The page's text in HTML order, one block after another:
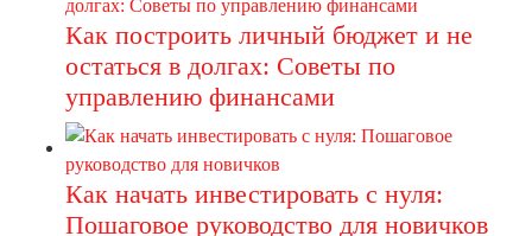
Как построить личный бюджет и не
остаться в долгах: Советы по
управлению финансами
Как начать инвестировать с нуля:
Пошаговое руководство для новичков